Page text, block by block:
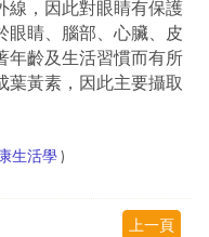
線，因此對眼睛有保護
眼睛、腦部、心臟、皮
年齡及生活習慣而有所
葉黃素，因此主要攝取
生活學)
上一頁